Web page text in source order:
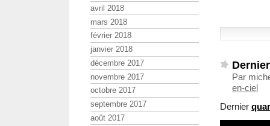
Par
en-ciel
Dernier
avril 2018
mars 2018
février 2018
janvier 2018
décembre 2017
novembre 2017
octobre 2017
septembre 2017
août 2017